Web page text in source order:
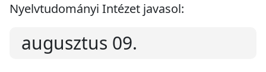
Nyelvtudományi Intézet javasol:
augusztus 09.